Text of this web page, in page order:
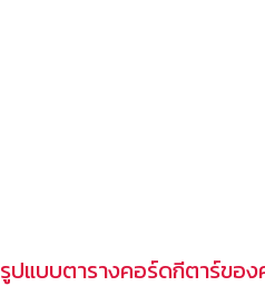
รูปแบบตารางคอร์ดกีตาร์ขอ